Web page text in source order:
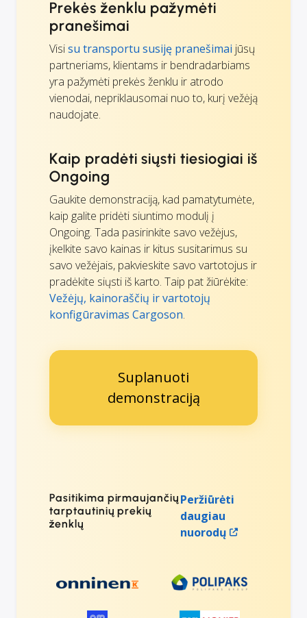
Prekės ženklu pažymėti
pranešimai
Visisu transportu susiję pranešimai jūsų
partneriams, klientams ir bendradarbiams
yra pažymėti prekės ženklu ir atrodo
vienodai, nepriklausomai nuo to, kurį vežėją
naudojate.
Kaip pradėti siųsti tiesiogiai iš
Ongoing
Gaukite demonstraciją, kad pamatytumėte,
kaip galite pridėti siuntimo modulį į
Ongoing. Tada pasirinkite savo vežėjus,
įkelkite savo kainas ir kitus susitarimus su
savo vežėjais, pakvieskite savo vartotojus ir
pradėkite siųsti iš karto. Taip pat žiūrėkite:
Vežėjų, kainoraščių ir vartotojų
konfigūravimas Cargoson.
Suplanuoti
demonstraciją
Pasitikima pirmaujančių
tarptautinių prekių
ženklų
Peržiūrėti
daugiau
nuorodų